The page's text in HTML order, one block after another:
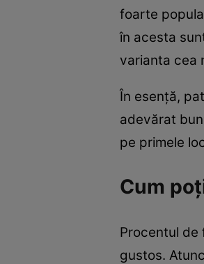
foarte
în acesta
varianta cea
În esență,
adevărat
pe primele
Cum
Procentul de
gustos.